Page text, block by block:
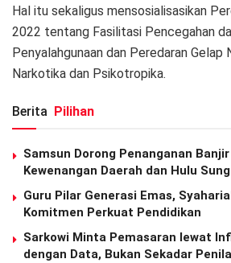
Hal itu sekaligus mensosialisasikan
2022 tentang Fasilitasi Pencegahan
Penyalahgunaan dan Peredaran
Narkotika dan Psikotropika.
Berita Pilihan
Samsun Dorong Penanganan
Kewenangan Daerah dan Hulu
Guru Pilar Generasi Emas,
Komitmen Perkuat Pendidikan
Sarkowi Minta Pemasaran lewat
dengan Data, Bukan Sekadar